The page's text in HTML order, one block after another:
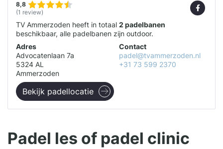
8,8
(1 review)
TV Ammerzoden heeft in totaal 2 padelbanen
beschikbaar, alle padelbanen zijn outdoor.
Adres
Advocatenlaan 7a
5324 AL
Ammerzoden
Contact
padel@tvammerzoden.nl
+31 73 599 2370
Bekijk padellocatie
Padel les of padel clinic